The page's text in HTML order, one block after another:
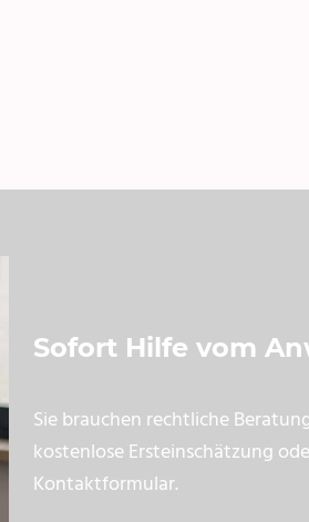
Sofort Hilfe vom
Sie brauchen rechtliche
kostenlose Ersteinschätzung
Kontaktformular.